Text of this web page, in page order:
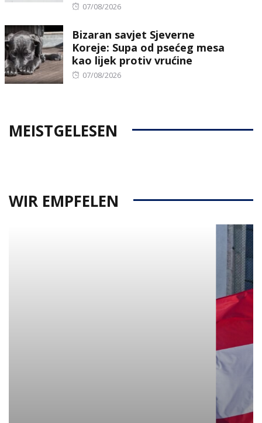
Posted
07/08/2026
Bizaran savjet Sjeverne
Koreje: Supa od psećeg mesa
kao lijek protiv vrućine
Posted
07/08/2026
MEISTGELESEN
WIR EMPFELEN